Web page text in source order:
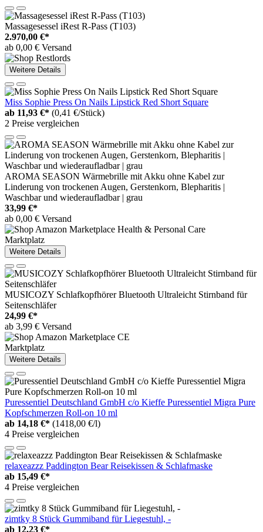
Massagesessel iRest R-Pass (T103)
2.970,00 €*
ab 0,00 € Versand
Weitere Details
Miss Sophie Press On Nails Lipstick Red Short Square
ab 11,93 €* (0,41 €/Stück)
2 Preise vergleichen
AROMA SEASON Wärmebrille mit Akku ohne Kabel zur
Linderung von trockenen Augen, Gerstenkorn, Blepharitis |
Waschbar und wiederaufladbar | grau
33,99 €*
ab 0,00 € Versand
Marktplatz
Weitere Details
MUSICOZY Schlafkopfhörer Bluetooth Ultraleicht Stirnband für
Seitenschläfer
24,99 €*
ab 3,99 € Versand
Marktplatz
Weitere Details
Puressentiel Deutschland GmbH c/o Kieffe Puressentiel Migra Pure
Kopfschmerzen Roll-on 10 ml
ab 14,18 €* (1418,00 €/l)
4 Preise vergleichen
relaxeazzz Paddington Bear Reisekissen & Schlafmaske
ab 15,49 €*
4 Preise vergleichen
zimtky 8 Stück Gummiband für Liegestuhl, -
ab 12,23 €*